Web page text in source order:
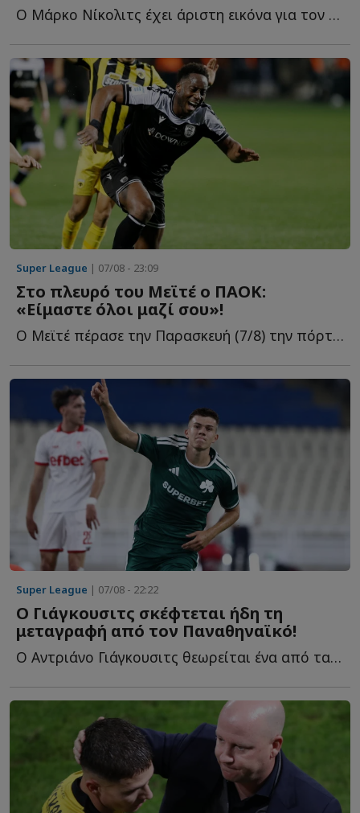
Ο Μάρκο Νίκολιτς έχει άριστη εικόνα για τον παίκτη κ...
Super League | 07/08 - 23:09
Στο πλευρό του Μεϊτέ ο ΠΑΟΚ:
«Είμαστε όλοι μαζί σου»!
Ο Μεϊτέ πέρασε την Παρασκευή (7/8) την πόρτα του χειρουργείου γ...
Super League | 07/08 - 22:22
Ο Γιάγκουσιτς σκέφτεται ήδη τη
μεταγραφή από τον Παναθηναϊκό!
Ο Αντριάνο Γιάγκουσιτς θεωρείται ένα από τα μεγαλύτερα π...